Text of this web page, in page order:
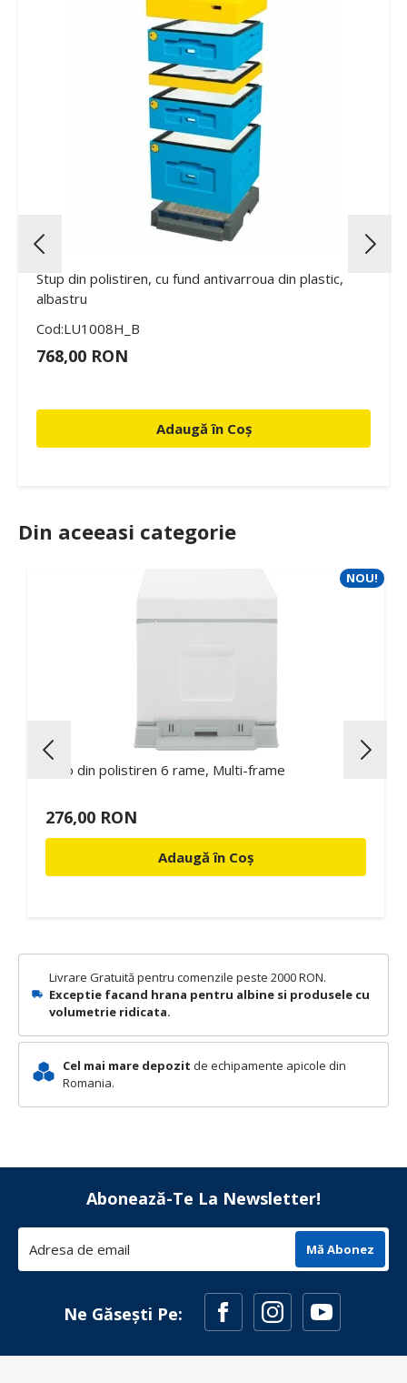
Livrare Gratuită pentru comenzile peste 2000 RON.
Exceptie facand hrana pentru albine si produsele cu
volumetrie ridicata.
Cel mai mare depozit de echipamente apicole din
Romania.
Stup din polistiren, cu fund antivarroua din plastic,
albastru
Cod:LU1008H_B
768,00 RON
Adaugă în Coș
Din aceeasi categorie
NOU!
Stup din polistiren 6 rame, Multi-frame
276,00 RON
Adaugă în Coș
Abonează-Te La Newsletter!
Mă Abonez
Ne Găsești Pe: